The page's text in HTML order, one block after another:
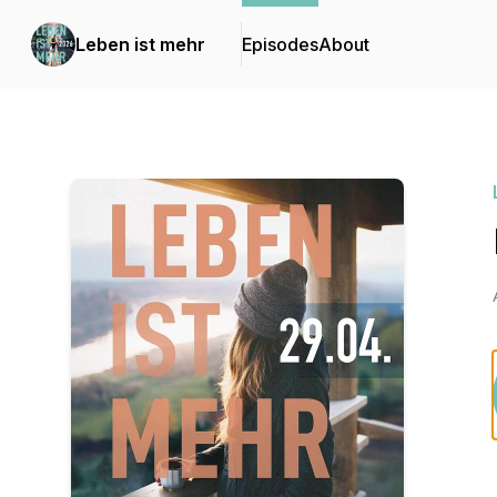
Leben ist mehr EpisodesAbout